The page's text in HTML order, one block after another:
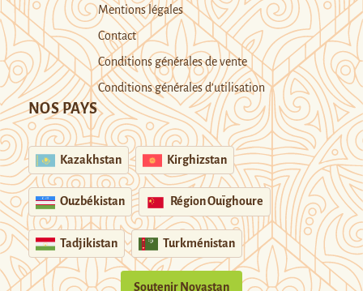
Mentions légales
Contact
Conditions générales de vente
Conditions générales d’utilisation
NOS PAYS
Kazakhstan Kirghizstan
Ouzbékistan Région Ouïghoure
Tadjikistan Turkménistan
Soutenir Novastan